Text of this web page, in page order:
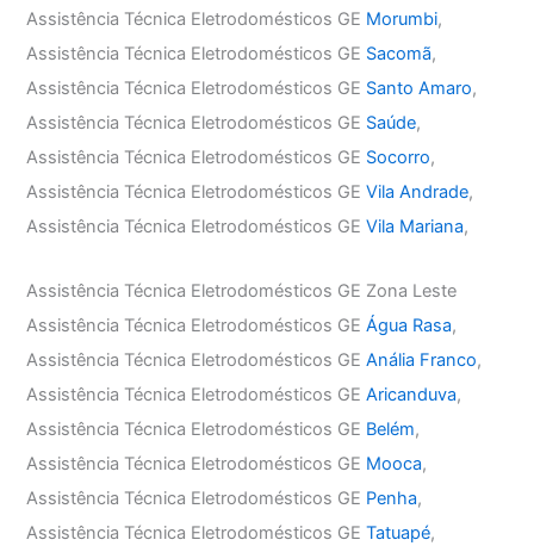
Assistência Técnica Eletrodomésticos GE Morumbi,
Assistência Técnica Eletrodomésticos GE Sacomã,
Assistência Técnica Eletrodomésticos GE Santo Amaro,
Assistência Técnica Eletrodomésticos GE Saúde,
Assistência Técnica Eletrodomésticos GE Socorro,
Assistência Técnica Eletrodomésticos GEVila Andrade,
Assistência Técnica Eletrodomésticos GEVila Mariana,
Assistência Técnica Eletrodomésticos GE Zona Leste
Assistência Técnica Eletrodomésticos GEÁgua Rasa,
Assistência Técnica Eletrodomésticos GEAnália Franco,
Assistência Técnica Eletrodomésticos GEAricanduva,
Assistência Técnica Eletrodomésticos GE Belém,
Assistência Técnica Eletrodomésticos GE Mooca,
Assistência Técnica Eletrodomésticos GE Penha,
Assistência Técnica Eletrodomésticos GETatuapé,